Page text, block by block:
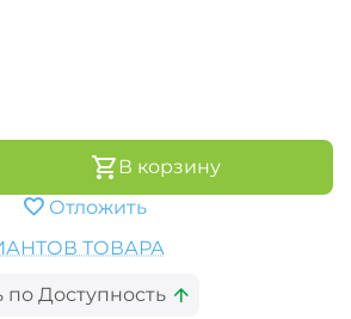
В корзину
Отложить
ТОВАРА
по Доступность